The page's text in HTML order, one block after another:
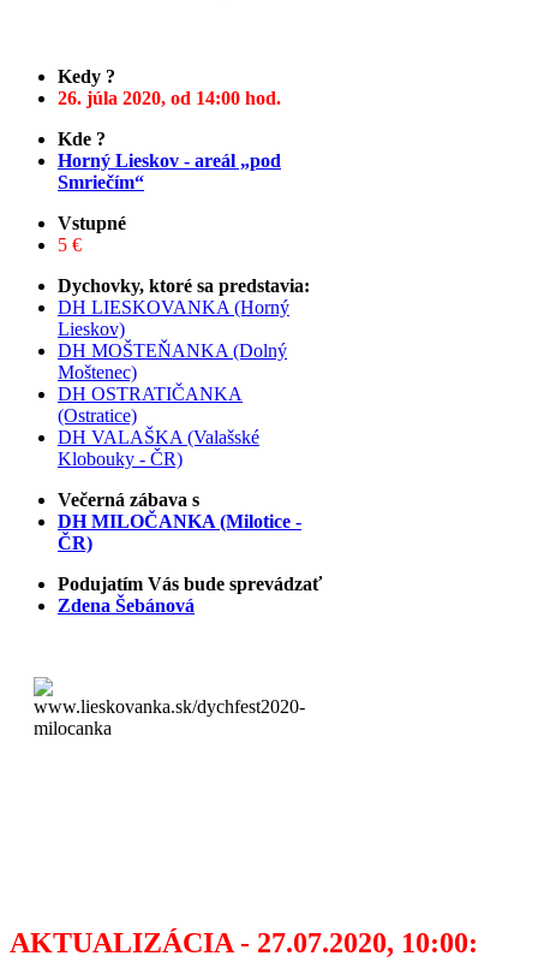
Kedy ?
26. júla 2020, od 14:00 hod.
Kde ?
Horný Lieskov - areál „pod
Smriečím“
Vstupné
5 €
Dychovky, ktoré sa predstavia:
DH LIESKOVANKA (Horný
Lieskov)
DH MOŠTEŇANKA (Dolný
Moštenec)
DH OSTRATIČANKA
(Ostratice)
DH VALAŠKA (Valašské
Klobouky - ČR)
Večerná zábava s
DH MILOČANKA (Milotice -
ČR)
Podujatím Vás bude sprevádzať
Zdena Šebánová
AKTUALIZÁCIA - 27.07.2020, 10:00: